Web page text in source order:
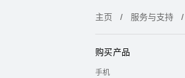
主页 服务与支持
购买产品
手机